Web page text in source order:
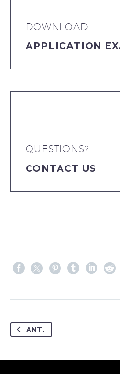
DOWNLOAD
APPLICATION
QUESTIONS?
CONTACT US
ANT.